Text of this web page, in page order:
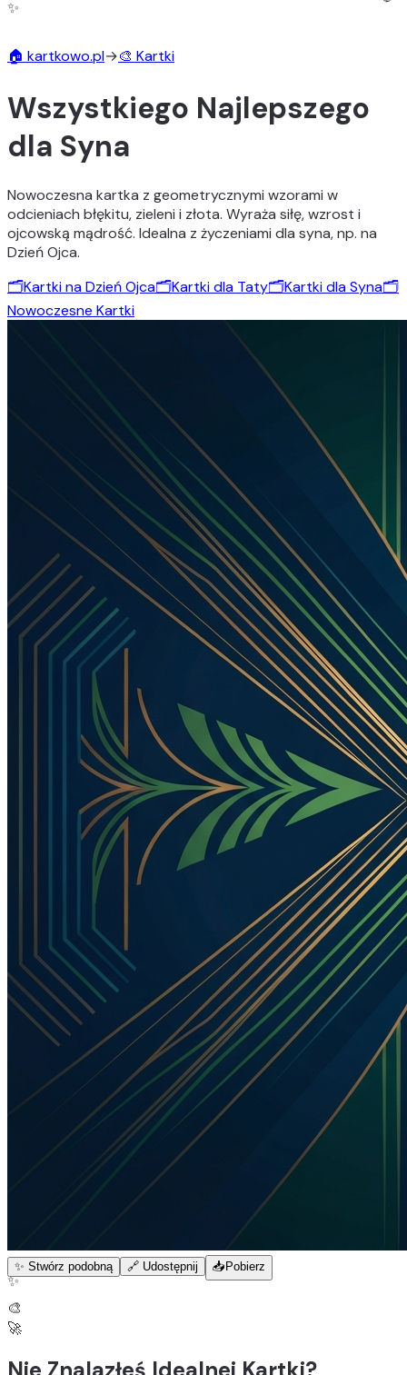
✨
🎨
🏠 kartkowo.pl→🎨 Kartki
Wszystkiego Najlepszego
dla Syna
Nowoczesna kartka z geometrycznymi wzorami w
odcieniach błękitu, zieleni i złota. Wyraża siłę, wzrost i
ojcowską mądrość. Idealna z życzeniami dla syna, np. na
Dzień Ojca.
🗂️Kartki na Dzień Ojca🗂️Kartki dla Taty🗂️Kartki dla Syna🗂️
Nowoczesne Kartki
✨ Stwórz podobną 🔗 Udostępnij 📥 Pobierz
✨
🎨
🚀